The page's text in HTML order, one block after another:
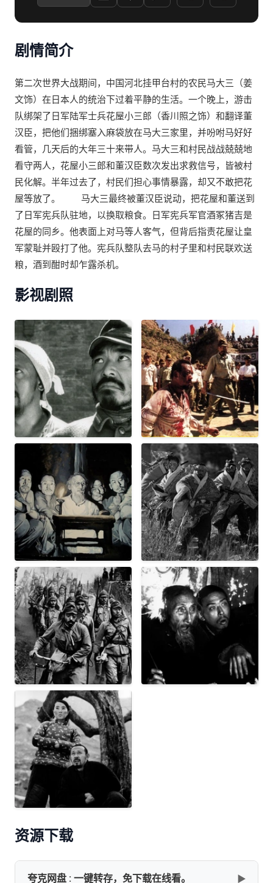
剧情简介
第二次世界大战期间，中国河北挂甲台村的农民马大三（姜
文饰）在日本人的统治下过着平静的生活。一个晚上，游击
队绑架了日军陆军士兵花屋小三郎（香川照之饰）和翻译董
汉臣，把他们捆绑塞入麻袋放在马大三家里，并吩咐马好好
看管，几天后的大年三十来带人。马大三和村民战战兢兢地
看守两人，花屋小三郎和董汉臣数次发出求救信号，皆被村
民化解。半年过去了，村民们担心事情暴露，却又不敢把花
屋等放了。 马大三最终被董汉臣说动，把花屋和董送到
了日军宪兵队驻地，以换取粮食。日军宪兵军官酒冢猪吉是
花屋的同乡。他表面上对马等人客气，但背后指责花屋让皇
军蒙耻并殴打了他。宪兵队整队去马的村子里和村民联欢送
粮，酒到酣时却乍露杀机。
影视剧照
资源下载
夸克网盘 : 一键转存，免下载在线看。 ▶